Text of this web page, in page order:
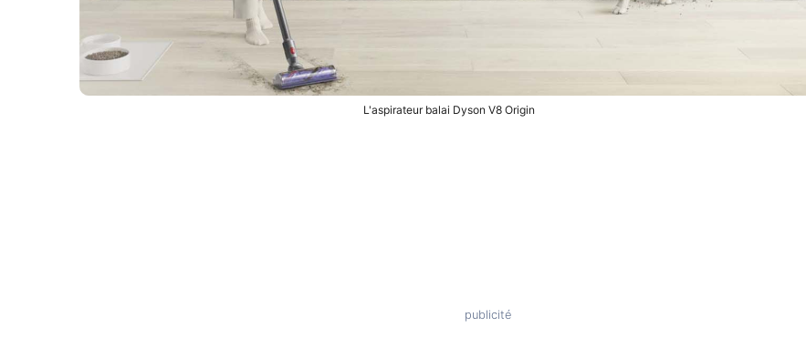
L'aspirateur balai Dyson V8 Origin